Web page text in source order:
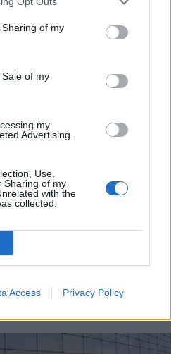
of my
of my
my
Advertising.
Use,
Sharing of my
with the
collected.
Access Privacy Policy
tradicional y modernidad. En
de visitantes.